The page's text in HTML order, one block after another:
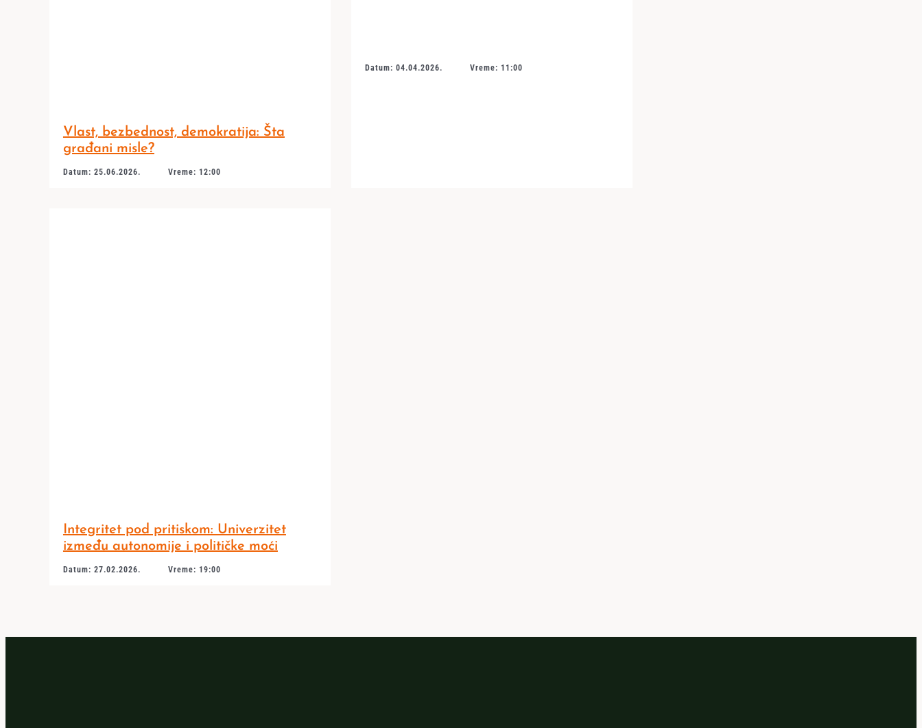
Vlast, bezbednost, demokratija: Šta
građani misle?
Datum: 25.06.2026. Vreme: 12:00
Datum: 04.04.2026. Vreme: 11:00
Integritet pod pritiskom: Univerzitet
između autonomije i političke moći
Datum: 27.02.2026. Vreme: 19:00